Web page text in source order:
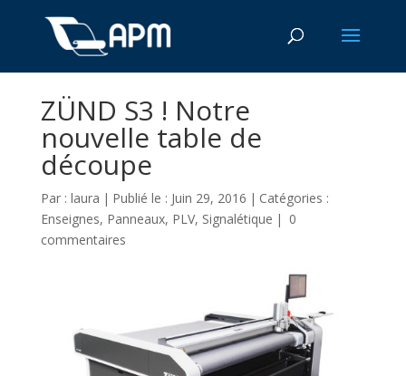
ZÜND S3 ! Notre
nouvelle table de
découpe
Par : laura | Publié le : Juin 29, 2016 | Catégories :
Enseignes, Panneaux, PLV, Signalétique | 0
commentaires